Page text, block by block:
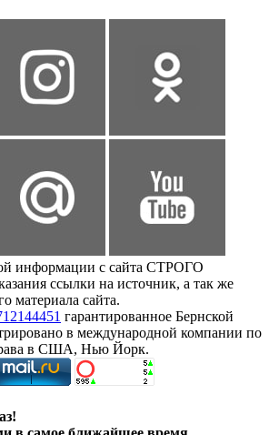
информации с сайта СТРОГО
ссылки на источник, а так же
материала сайта.
гарантированное Бернской
в международной компании по
в США, Нью Йорк.